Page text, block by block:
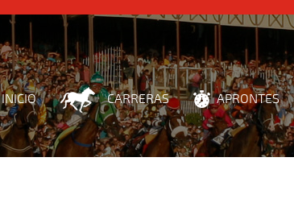
INICIO CARRERAS APRONTES